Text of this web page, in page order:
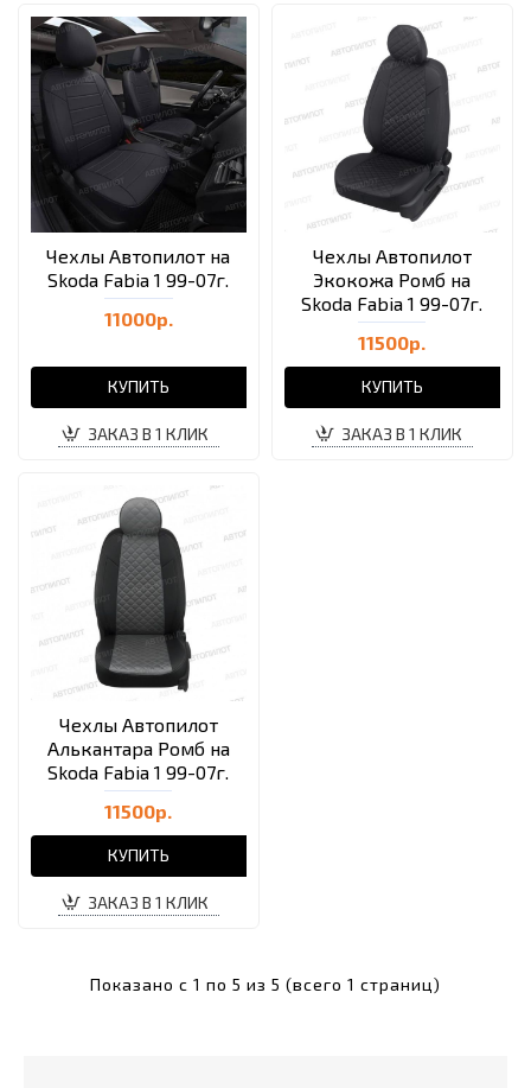
Чехлы Автопилот на
Skoda Fabia 1 99-07г.
11000р.
КУПИТЬ
ЗАКАЗ В 1 КЛИК
Чехлы Автопилот
Экокожа Ромб на
Skoda Fabia 1 99-07г.
11500р.
КУПИТЬ
ЗАКАЗ В 1 КЛИК
Чехлы Автопилот
Алькантара Ромб на
Skoda Fabia 1 99-07г.
11500р.
КУПИТЬ
ЗАКАЗ В 1 КЛИК
Показано с 1 по 5 из 5 (всего 1 страниц)